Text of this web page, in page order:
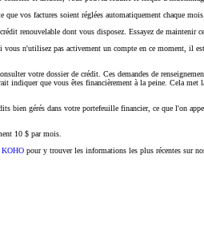
vos factures soient réglées automatiquement chaque mois.
renouvelable dont vous disposez. Essayez de maintenir
n'utilisez pas activement un compte en ce moment, il
votre dossier de crédit. Ces demandes de
indiquer que vous êtes financièrement à la peine. Cela
gérés dans votre portefeuille financier, ce que l'on
10 $ par mois.
KOHO pour y trouver les informations les plus récentes sur